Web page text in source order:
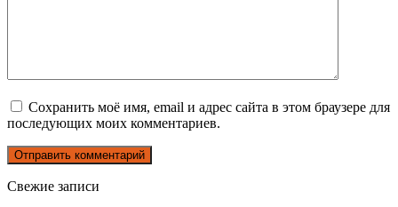
Сохранить моё имя, email и адрес сайта в этом браузере для
последующих моих комментариев.
Свежие записи